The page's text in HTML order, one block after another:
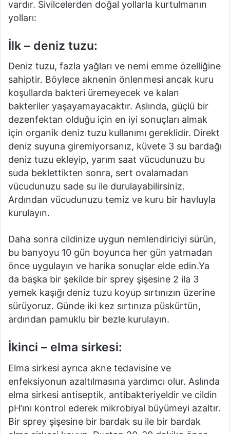
vardır. Sivilcelerden doğal yollarla kurtulmanın
yolları:
İlk – deniz tuzu:
Deniz tuzu, fazla yağları ve nemi emme özelliğine
sahiptir. Böylece aknenin önlenmesi ancak kuru
koşullarda bakteri üremeyecek ve kalan
bakteriler yaşayamayacaktır. Aslında, güçlü bir
dezenfektan olduğu için en iyi sonuçları almak
için organik deniz tuzu kullanımı gereklidir. Direkt
deniz suyuna giremiyorsanız, küvete 3 su bardağı
deniz tuzu ekleyip, yarım saat vücudunuzu bu
suda beklettikten sonra, sert ovalamadan
vücudunuzu sade su ile durulayabilirsiniz.
Ardından vücudunuzu temiz ve kuru bir havluyla
kurulayın.
Daha sonra cildinize uygun nemlendiriciyi sürün,
bu banyoyu 10 gün boyunca her gün yatmadan
önce uygulayın ve harika sonuçlar elde edin.Ya
da başka bir şekilde bir sprey şişesine 2 ila 3
yemek kaşığı deniz tuzu koyup sırtınızın üzerine
sürüyoruz. Günde iki kez sırtınıza püskürtün,
ardından pamuklu bir bezle kurulayın.
İkinci – elma sirkesi:
Elma sirkesi ayrıca akne tedavisine ve
enfeksiyonun azaltılmasına yardımcı olur. Aslında
elma sirkesi antiseptik, antibakteriyeldir ve cildin
pH’ını kontrol ederek mikrobiyal büyümeyi azaltır.
Bir sprey şişesine bir bardak su ile bir bardak